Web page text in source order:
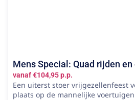
Mens Special: Quad rijden
vanaf €104,95 p.p.
Een uiterst stoer vrijgezellenfeest
plaats op de mannelijke